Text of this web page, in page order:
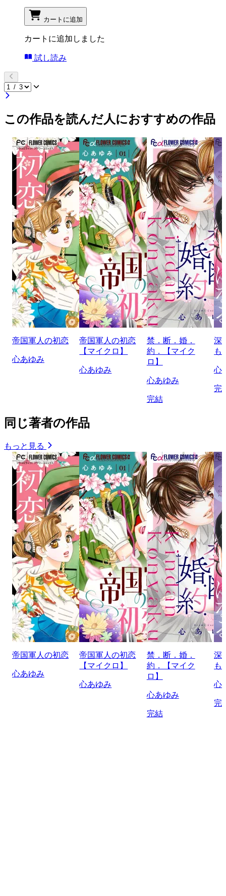
カートに追加
カートに追加しました
試し読み
この作品を読んだ人におすすめの作品
帝国軍人の初恋
心あゆみ
帝国軍人の初恋
【マイクロ】
心あゆみ
禁．断．婚．
約．【マイク
ロ】
心あゆみ
完結
深
も
心
完
同じ著者の作品
もっと見る
帝国軍人の初恋
心あゆみ
帝国軍人の初恋
【マイクロ】
心あゆみ
禁．断．婚．
約．【マイク
ロ】
心あゆみ
完結
深
も
心
完